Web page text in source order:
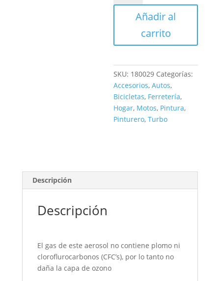
MATE
cantidadAñadir al
carrito
SKU: 180029 Categorías:
Accesorios,Autos,
Bicicletas, Ferretería,
Hogar, Motos, Pintura,
Pinturero,Turbo
Descripción
Descripción
El gas de este aerosol nocontiene plomo ni
cloroflurocarbonos (CFC’s), por lo tanto no
daña la capa de ozono